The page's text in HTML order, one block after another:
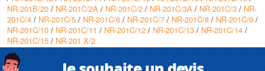
environnements plus corrosifs
Conception
• Groupe électropompe NR201 complet avec moteur submersible ou
partie hydraulique RP201 accouplable sur moteurs 6 pouces ou 8 pouces
selon NEMA MG1-18.401-18.424
NR-201B/20 / NR-201C/2A / NR-201C/2 / NR-201C/3A / NR-201C/3 / NR-
201C/4 / NR-201C/5 / NR-201C/6 / NR-201C/7 / NR-201C/8 / NR-201C/9 /
NR-201C/10 / NR-201C/11 / NR-201C/12 / NR-201C/13 / NR-201C/14 /
NR-201C/15 / NR-201 X/2